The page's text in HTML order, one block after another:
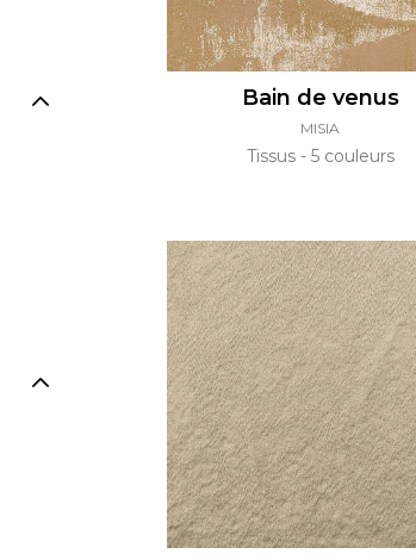
Bain de venus
MISIA
Tissus 5 couleurs